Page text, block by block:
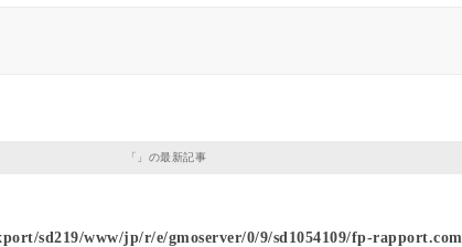
「」の最新記事
sd219/www/jp/r/e/gmoserver/0/9/sd1054109/fp-